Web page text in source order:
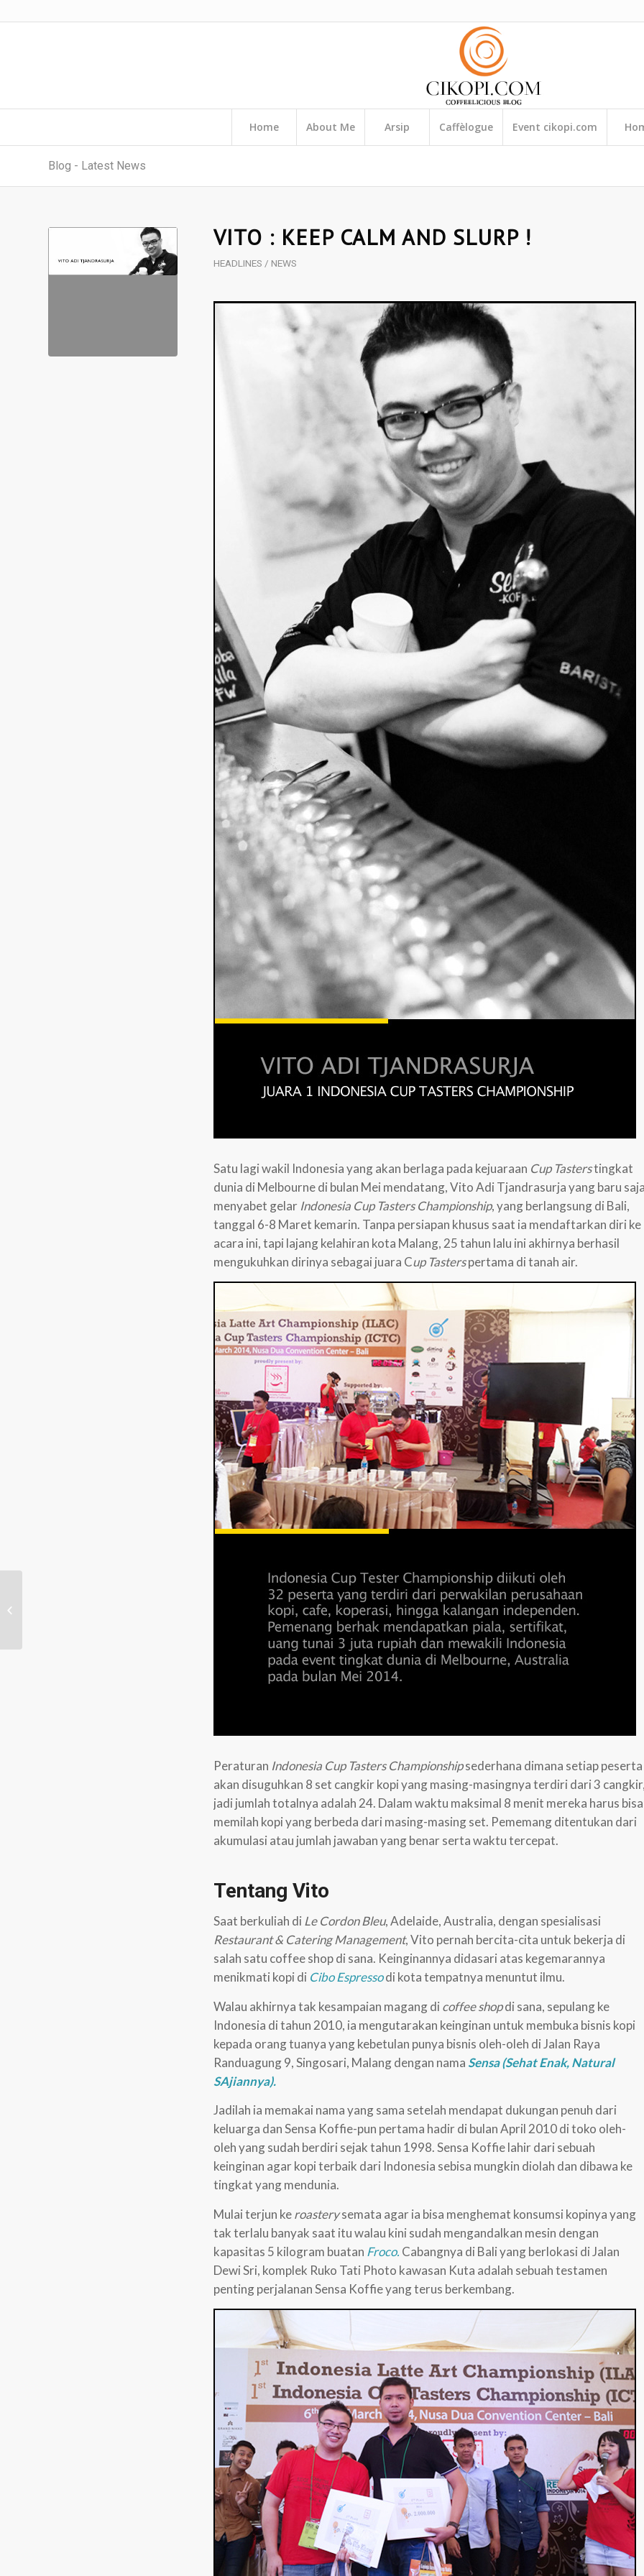
Home About Me Arsip Caffèlogue Event cikopi.com
Blog - Latest News
VITO : KEEP CALM AND SLURP !
HEADLINES / NEWS
Satu lagi wakil Indonesia yang akan berlaga pada kejuaraan Cup Tasterstingkat
dunia di Melbourne di bulan Mei mendatang, Vito Adi Tjandrasurja yang baru
menyabet gelar Indonesia Cup Tasters Championship, yang berlangsung di Bali,
tanggal 6-8 Maret kemarin. Tanpa persiapan khusus saat ia mendaftarkan diri ke
acara ini, tapi lajang kelahiran kota Malang, 25 tahun lalu ini akhirnya berhasil
mengukuhkan dirinya sebagai juara Cup Tasterspertama di tanah air.
Peraturan Indonesia Cup Tasters Championshipsederhana dimana setiap peserta
akan disuguhkan 8 set cangkir kopi yang masing-masingnya terdiri dari 3
jadi jumlah totalnya adalah 24. Dalam waktu maksimal 8 menit mereka harus bisa
memilah kopi yang berbeda dari masing-masing set. Pememang ditentukan dari
akumulasi atau jumlah jawaban yang benar serta waktu tercepat.
Tentang Vito
Saat berkuliah di Le Cordon Bleu, Adelaide, Australia, dengan spesialisasi
Restaurant & Catering Management, Vito pernah bercita-cita untuk bekerja di
salah satu coffee shop di sana. Keinginannya didasari atas kegemarannya
menikmati kopi di Cibo Espressodi kota tempatnya menuntut ilmu.
Walau akhirnya tak kesampaian magang di coffee shopdi sana, sepulang ke
Indonesia di tahun 2010, ia mengutarakan keinginan untuk membuka bisnis kopi
kepada orang tuanya yang kebetulan punya bisnis oleh-oleh di Jalan Raya
Randuagung 9, Singosari, Malang dengan namaSensa (Sehat Enak, Natural
SAjiannya).
Jadilah ia memakai nama yang sama setelah mendapat dukungan penuh dari
keluarga dan Sensa Koffie-pun pertama hadir di bulan April 2010 di toko oleh-
oleh yang sudah berdiri sejak tahun 1998. Sensa Koffie lahir dari sebuah
keinginan agar kopi terbaik dari Indonesia sebisa mungkin diolah dan dibawa ke
tingkat yang mendunia.
Mulai terjun keroasterysemata agar ia bisa menghemat konsumsi kopinya yang
tak terlalu banyak saat itu walau kini sudah mengandalkan mesin dengan
kapasitas 5 kilogram buatan Froco. Cabangnya di Bali yang berlokasi di Jalan
Dewi Sri, komplek Ruko Tati Photo kawasan Kuta adalah sebuah testamen
penting perjalanan Sensa Koffie yang terus berkembang.